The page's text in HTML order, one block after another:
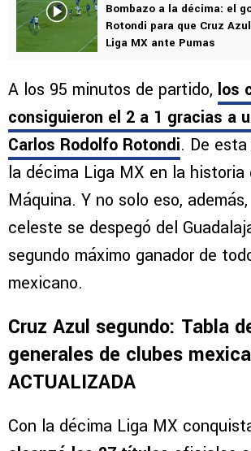
Bombazo a la décima: el
Rotondi para que Cruz
Liga MX ante Pumas
A los 95 minutos de partido, los
consiguieron el 2 a 1 gracias a
Carlos Rodolfo Rotondi. De
la décima Liga MX en la historia
Máquina. Y no solo eso,
celeste se despegó del
segundo máximo ganador de
mexicano.
Cruz Azul segundo: Tabla
generales de clubes
ACTUALIZADA
Con la décima Liga MX